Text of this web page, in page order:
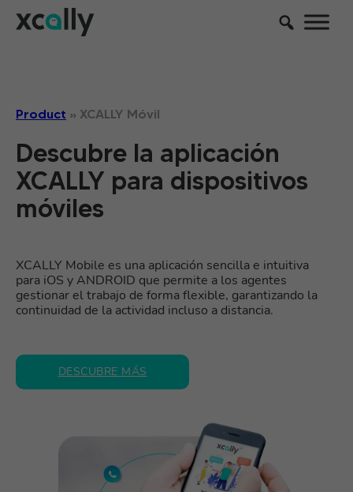
Product » XCALLY Móvil
Descubre la aplicación
XCALLY para dispositivos
móviles
XCALLY Mobile es una aplicación sencilla e intuitiva
para iOS y ANDROID que permite a los agentes
gestionar el trabajo de forma flexible, garantizando la
continuidad de la actividad incluso a distancia.
DESCUBRE MÁS